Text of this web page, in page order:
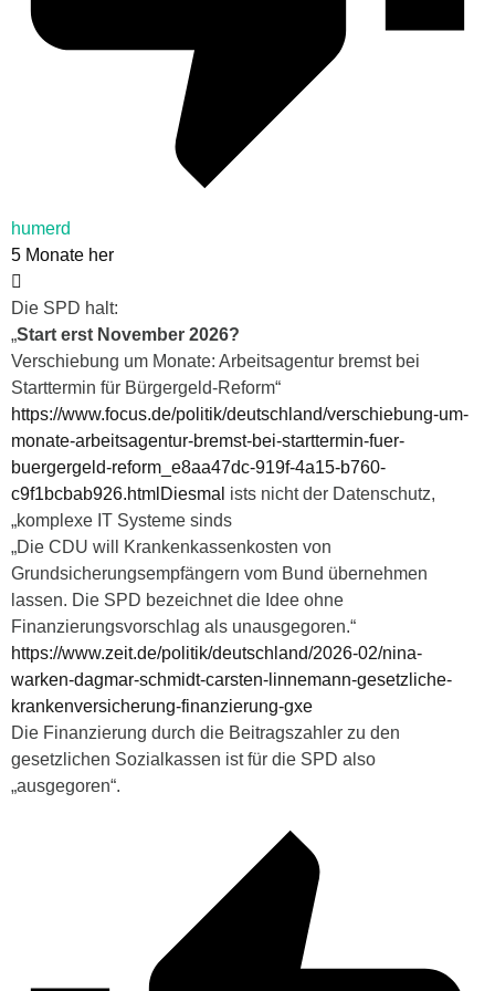
humerd
5 Monate her
Die SPD halt:
„Start erst November 2026?
Verschiebung um Monate: Arbeitsagentur bremst bei
Starttermin für Bürgergeld-Reform“
https://www.focus.de/politik/deutschland/verschiebung-um-
monate-arbeitsagentur-bremst-bei-starttermin-fuer-
buergergeld-reform_e8aa47dc-919f-4a15-b760-
c9f1bcbab926.htmlDiesmal ists nicht der Datenschutz,
„komplexe IT Systeme sinds
„Die CDU will Krankenkassenkosten von
Grundsicherungsempfängern vom Bund übernehmen
lassen. Die SPD bezeichnet die Idee ohne
Finanzierungsvorschlag als unausgegoren.“
https://www.zeit.de/politik/deutschland/2026-02/nina-
warken-dagmar-schmidt-carsten-linnemann-gesetzliche-
krankenversicherung-finanzierung-gxe
Die Finanzierung durch die Beitragszahler zu den
gesetzlichen Sozialkassen ist für die SPD also
„ausgegoren“.